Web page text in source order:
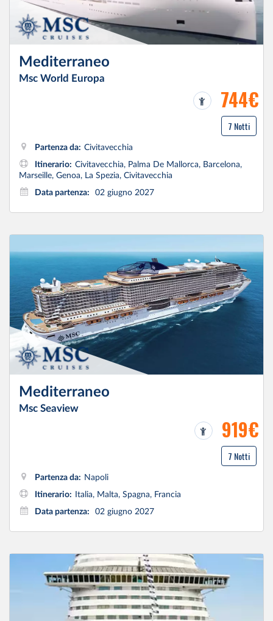
Mediterraneo
Msc World Europa
744€
7 Notti
Partenza da: Civitavecchia
Itinerario: Civitavecchia, Palma De Mallorca, Barcelona,
Marseille, Genoa, La Spezia, Civitavecchia
Data partenza:
02 giugno 2027
Mediterraneo
Msc Seaview
919€
7 Notti
Partenza da: Napoli
Itinerario:
Italia, Malta, Spagna, Francia
Data partenza:
02 giugno 2027